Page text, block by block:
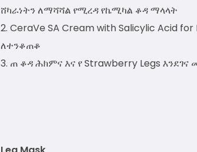
ሸካራነትን ለማሻሻል የሚረዳ የኬሚካል ቆዳ ማላላት
CeraVe SA Cream with Salicylic Acid for
ለተንቆጠቆ
ጠ ቆዳ ሕክምና እና የ Strawberry Legs